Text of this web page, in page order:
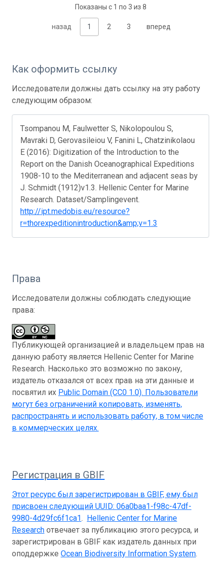
Показаны с 1 по 3 из 8
назад 1 2 3 вперед
Как оформить ссылку
Исследователи должны дать ссылку на эту работу
следующим образом:
Tsompanou M, Faulwetter S, Nikolopoulou S,
Mavraki D, Gerovasileiou V, Fanini L, Chatzinikolaou
E (2016): Digitization of the Introduction to the
Report on the Danish Oceanographical Expeditions
1908-10 to the Mediterranean and adjacent seas by
J. Schmidt (1912)v1.3. Hellenic Center for Marine
Research. Dataset/Samplingevent.
http://ipt.medobis.eu/resource?
r=thorexpeditionintroduction&amp;v=1.3
Права
Исследователи должны соблюдать следующие
права:
Публикующей организацией и владельцем прав на
данную работу является Hellenic Center for Marine
Research. Насколько это возможно по закону,
издатель отказался от всех прав на эти данные и
посвятил их Public Domain (CC0 1.0). Пользователи
могут без ограничений копировать, изменять,
распространять и использовать работу, в том числе
в коммерческих целях.
Регистрация в GBIF
Этот ресурс был зарегистрирован в GBIF, ему был
присвоен следующий UUID: 06a0baa1-f98c-47df-
9980-4d29fc6f1ca1. Hellenic Center for Marine
Research отвечает за публикацию этого ресурса, и
зарегистрирован в GBIF как издатель данных при
оподдержке Ocean Biodiversity Information System.